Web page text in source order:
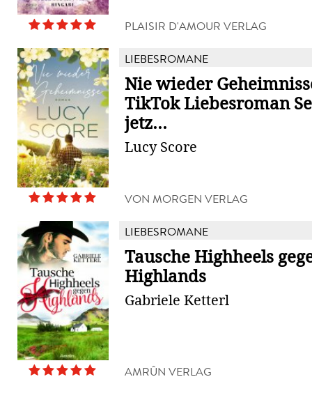
PLAISIR D'AMOUR VERLAG
LIEBESROMANE
Nie wieder
TikTok Liebesroman
jetz...
Lucy Score
VON MORGEN VERLAG
LIEBESROMANE
Tausche Highheels
Highlands
Gabriele Ketterl
AMRÛN VERLAG